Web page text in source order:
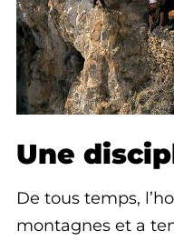
Une
De tous temps,
montagnes et a